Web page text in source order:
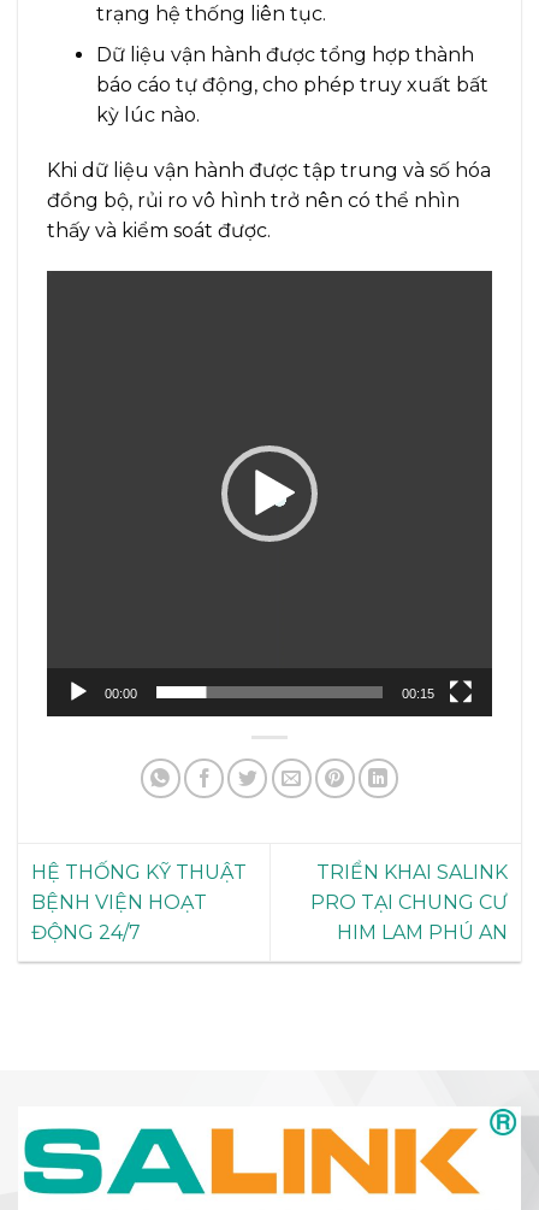
trạng hệ thống liên tục.
Dữ liệu vận hành được tổng hợp thành
báo cáo tự động, cho phép truy xuất bất
kỳ lúc nào.
Khi dữ liệu vận hành được tập trung và số hóa
đồng bộ, rủi ro vô hình trở nên có thể nhìn
thấy và kiểm soát được.
00:00 00:15
HỆ THỐNG KỸ THUẬT
BỆNH VIỆN HOẠT
ĐỘNG 24/7
TRIỂN KHAI SALINK
PRO TẠI CHUNG CƯ
HIM LAM PHÚ AN